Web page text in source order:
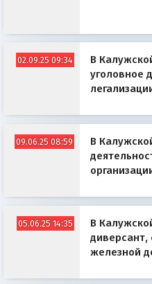
02.09.25 09:34
В
уголовное
09.06.25 08:59
В
05.06.25 14:35
В
железной